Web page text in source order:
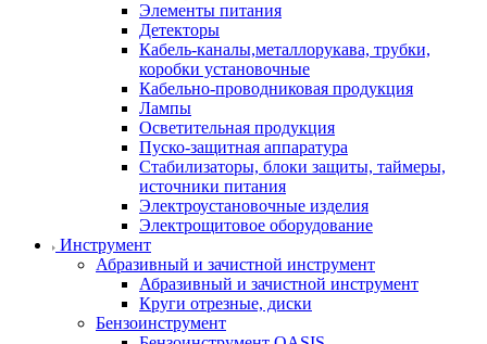
Элементы питания
Детекторы
Кабель-каналы,металлорукава, трубки,
коробки установочные
Кабельно-проводниковая продукция
Лампы
Осветительная продукция
Пуско-защитная аппаратура
Стабилизаторы, блоки защиты, таймеры,
источники питания
Электроустановочные изделия
Электрощитовое оборудование
Инструмент
Абразивный и зачистной инструмент
Абразивный и зачистной инструмент
Круги отрезные, диски
Бензоинструмент